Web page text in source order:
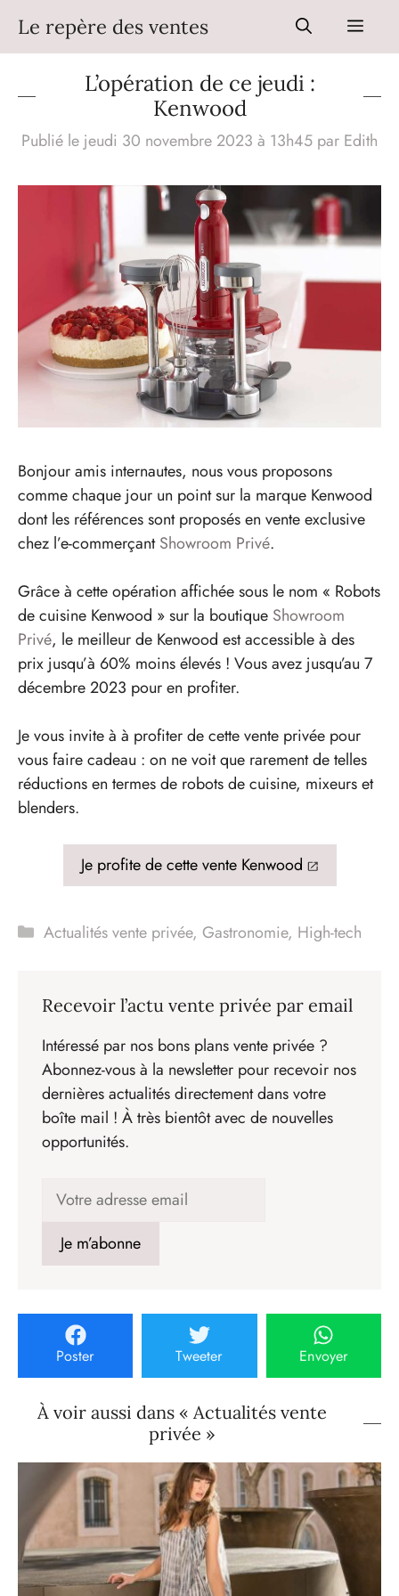
contenu
Le repère des ventes Menu
L’opération de ce jeudi :
Kenwood
Publié le jeudi 30 novembre 2023 à 13h45 par Edith
Bonjour amis internautes, nous vous proposons
comme chaque jour un point sur la marque Kenwood
dont les références sont proposés en vente exclusive
chez l’e-commerçantShowroom Privé.
Grâce à cette opération affichée sous le nom « Robots
de cuisine Kenwood » sur la boutique Showroom
Privé, le meilleur de Kenwood est accessible à des
prix jusqu’à 60% moins élevés ! Vous avez jusqu’au 7
décembre 2023 pour en profiter.
Je vous invite à à profiter de cette vente privée pour
vous faire cadeau : on ne voit que rarement de telles
réductions en termes de robots de cuisine, mixeurs et
blenders.
Je profite de cette vente Kenwood
Catégories
Actualités vente privée, Gastronomie, High-tech
Recevoir l’actu vente privée par email
Intéressé par nos bons plans vente privée ?
Abonnez-vous à la newsletter pour recevoir nos
dernières actualités directement dans votre
boîte mail ! À très bientôt avec de nouvelles
opportunités.
Poster Tweeter Envoyer
À voir aussi dans « Actualités vente
privée »